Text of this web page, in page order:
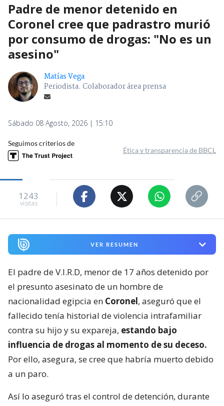
Padre de menor detenido en
Coronel cree que padrastro murió
por consumo de drogas: "No es un
asesino"
Matías Vega
Periodista. Colaborador área prensa
Sábado 08 Agosto, 2026 | 15:10
Seguimos criterios de
Ética y transparencia de BBCL
1243
visitas
VER RESUMEN
El padre de V.I.R.D, menor de 17 años detenido por
el presunto asesinato de un hombre de
nacionalidad egipcia en Coronel, aseguró que el
fallecido tenía historial de violencia intrafamiliar
contra su hijo y su expareja, estando bajo
influencia de drogas al momento de su deceso.
Por ello, asegura, se cree que habría muerto debido
a un paro.
Así lo aseguró tras el control de detención, durante